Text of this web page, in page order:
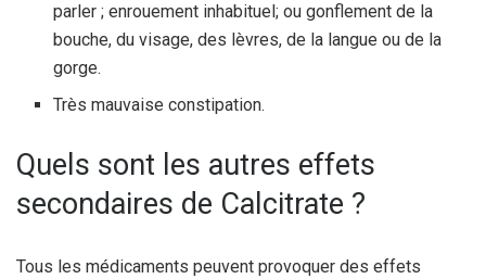
parler ; enrouement inhabituel; ou gonflement de la
bouche, du visage, des lèvres, de la langue ou de la
gorge.
Très mauvaise constipation.
Quels sont les autres effets
secondaires de Calcitrate ?
Tous les médicaments peuvent provoquer des effets